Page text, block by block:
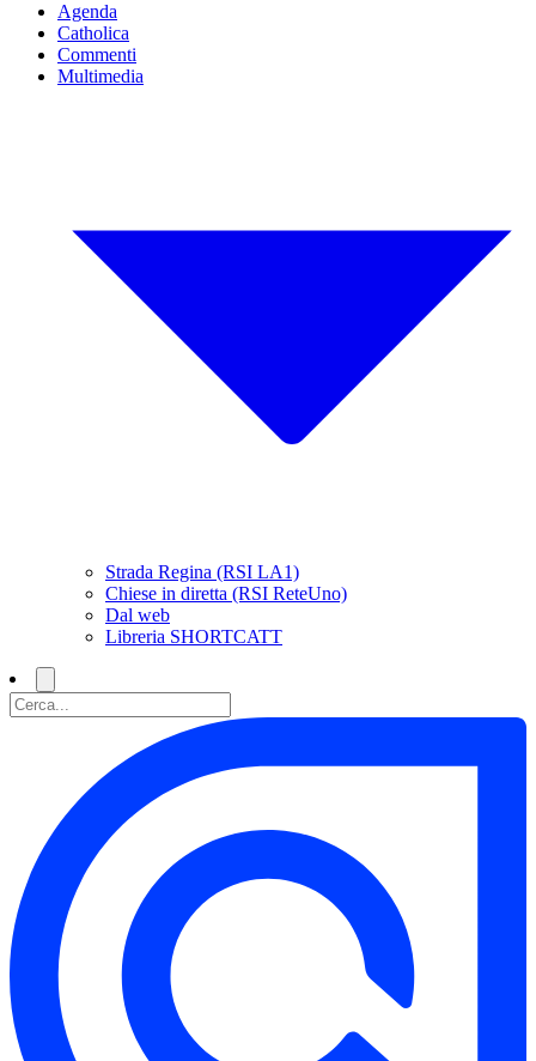
Agenda
Catholica
Commenti
Multimedia
Strada Regina (RSI LA1)
Chiese in diretta (RSI ReteUno)
Dal web
Libreria SHORTCATT